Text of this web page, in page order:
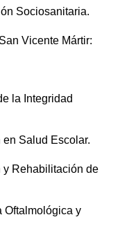
Sociosanitaria.
Vicente Mártir:
la Integridad
Salud Escolar.
y Rehabilitación de
Oftalmológica y